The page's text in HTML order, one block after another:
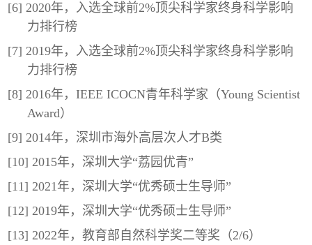
[6] 2020年，入选全球前2%顶尖科学家终身科学影响
力排行榜
[7] 2019年，入选全球前2%顶尖科学家终身科学影响
力排行榜
[8] 2016年，IEEE ICOCN青年科学家（Young Scientist
Award）
[9] 2014年，深圳市海外高层次人才B类
[10] 2015年，深圳大学“荔园优青”
[11] 2021年，深圳大学“优秀硕士生导师”
[12] 2019年，深圳大学“优秀硕士生导师”
[13] 2022年，教育部自然科学奖二等奖（2/6）